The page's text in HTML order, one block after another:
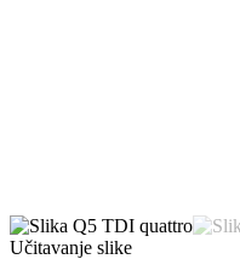
Učitavanje slike